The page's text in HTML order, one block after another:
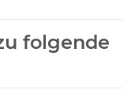
folgende